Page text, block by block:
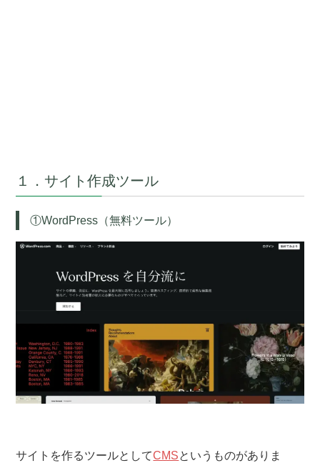
１．サイト作成ツール
①WordPress（無料ツール）
サイトを作るツールとしてCMSというものがありま